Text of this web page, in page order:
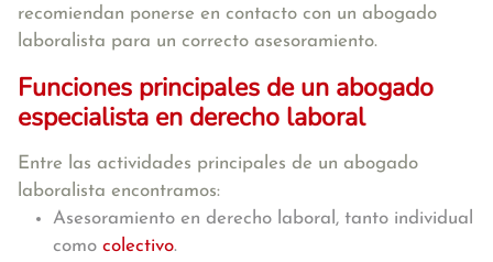
recomiendan ponerse en contacto con un abogado
laboralista para un correcto asesoramiento.
Funciones principales de un abogado
especialista en derecho laboral
Entre las actividades principales de un abogado
laboralista encontramos:
Asesoramiento en derecho laboral, tanto individual
como colectivo.